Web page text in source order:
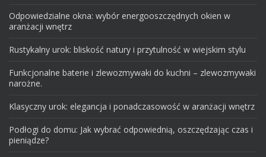
Odpowiedzialne okna: wybór energooszczędnych okien w
aranżacji wnętrz
Rustykalny urok: bliskość natury i przytulność w wiejskim stylu
Funkcjonalne baterie i zlewozmywaki do kuchni – zlewozmywaki
narożne.
Klasyczny urok: elegancja i ponadczasowość w aranżacji wnętrz
Podłogi do domu: Jak wybrać odpowiednią, oszczędzając czas i
pieniądze?